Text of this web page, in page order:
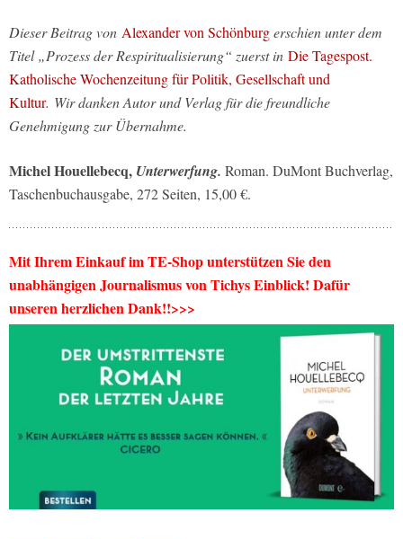
Dieser Beitrag von Alexander von Schönburgerschien unter dem
Titel „Prozess der Respiritualisierung“ zuerst in Die Tagespost.
Katholische Wochenzeitung für Politik, Gesellschaft und
Kultur. Wir danken Autor und Verlag für die freundliche
Genehmigung zur Übernahme.
Michel Houellebecq, Unterwerfung. Roman. DuMont Buchverlag,
Taschenbuchausgabe, 272 Seiten, 15,00 €.
Mit Ihrem Einkauf im TE-Shop unterstützen Sie den
unabhängigen Journalismus von Tichys Einblick! Dafür
unseren herzlichen Dank!!>>>